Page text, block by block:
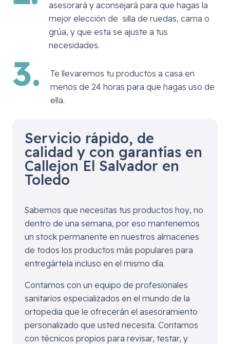
asesorará y aconsejará para que hagas la
mejor elección de silla de ruedas, cama o
grúa, y que esta se ajuste a tus
necesidades.
3.
Te llevaremos tu productos a casa en
menos de 24 horas para que hagas uso de
ella.
Servicio rápido, de
calidad y con garantías en
Callejon El Salvador en
Toledo
Sabemos que necesitas tus productos hoy, no
dentro de una semana, por eso mantenemos
un stock permanente en nuestros almacenes
de todos los productos más populares para
entregártela incluso en el mismo día.
Contamos con un equipo de profesionales
sanitarios especializados en el mundo de la
ortopedia que le ofrecerán el asesoramiento
personalizado que usted necesita. Contamos
con técnicos propios para revisar, testar, y